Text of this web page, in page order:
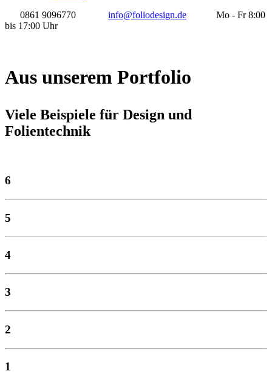
0861 9096770
info@foliodesign.de
Mo - Fr 8:00
bis 17:00 Uhr
Aus unserem Portfolio
Viele Beispiele für Design und
Folientechnik
6
5
4
3
2
1